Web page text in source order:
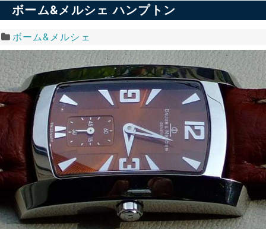
ボーム&メルシェ ハンプトン
ボーム&メルシェ